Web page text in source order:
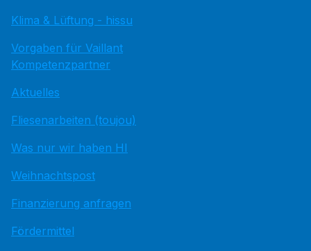
Klima & Lüftung - hissu
Vorgaben für Vaillant
Kompetenzpartner
Aktuelles
Fliesenarbeiten (toujou)
Was nur wir haben HI
Weihnachtspost
Finanzierung anfragen
Fördermittel